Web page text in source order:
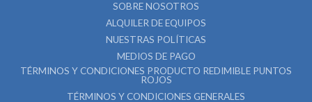
SOBRE NOSOTROS
ALQUILER DE EQUIPOS
NUESTRAS POLÍTICAS
MEDIOS DE PAGO
TÉRMINOS Y CONDICIONES PRODUCTO REDIMIBLE PUNTOS
ROJOS
TÉRMINOS Y CONDICIONES GENERALES